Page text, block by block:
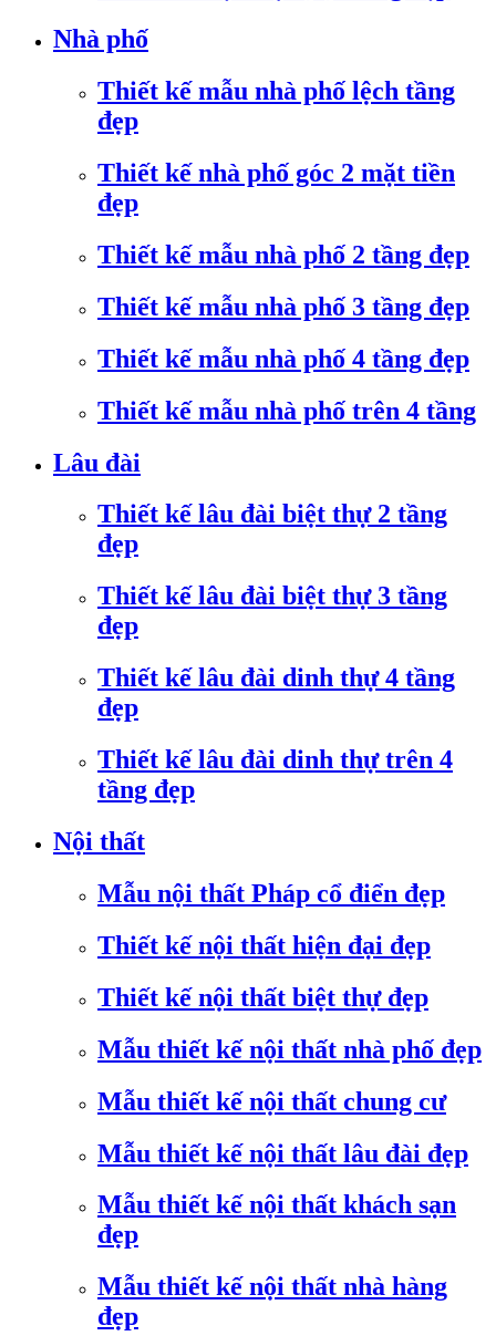
Nhà phố
Thiết kế mẫu nhà phố lệch tầng
đẹp
Thiết kế nhà phố góc 2 mặt tiền
đẹp
Thiết kế mẫu nhà phố 2 tầng đẹp
Thiết kế mẫu nhà phố 3 tầng đẹp
Thiết kế mẫu nhà phố 4 tầng đẹp
Thiết kế mẫu nhà phố trên 4 tầng
Lâu đài
Thiết kế lâu đài biệt thự 2 tầng
đẹp
Thiết kế lâu đài biệt thự 3 tầng
đẹp
Thiết kế lâu đài dinh thự 4 tầng
đẹp
Thiết kế lâu đài dinh thự trên 4
tầng đẹp
Nội thất
Mẫu nội thất Pháp cổ điển đẹp
Thiết kế nội thất hiện đại đẹp
Thiết kế nội thất biệt thự đẹp
Mẫu thiết kế nội thất nhà phố đẹp
Mẫu thiết kế nội thất chung cư
Mẫu thiết kế nội thất lâu đài đẹp
Mẫu thiết kế nội thất khách sạn
đẹp
Mẫu thiết kế nội thất nhà hàng
đẹp